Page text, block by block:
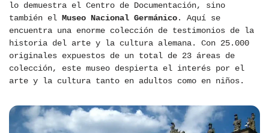
lo demuestra el Centro de Documentación, sino
también el Museo Nacional Germánico. Aquí se
encuentra una enorme colección de testimonios de la
historia del arte y la cultura alemana. Con 25.000
originales expuestos de un total de 23 áreas de
colección, este museo despierta el interés por el
arte y la cultura tanto en adultos como en niños.